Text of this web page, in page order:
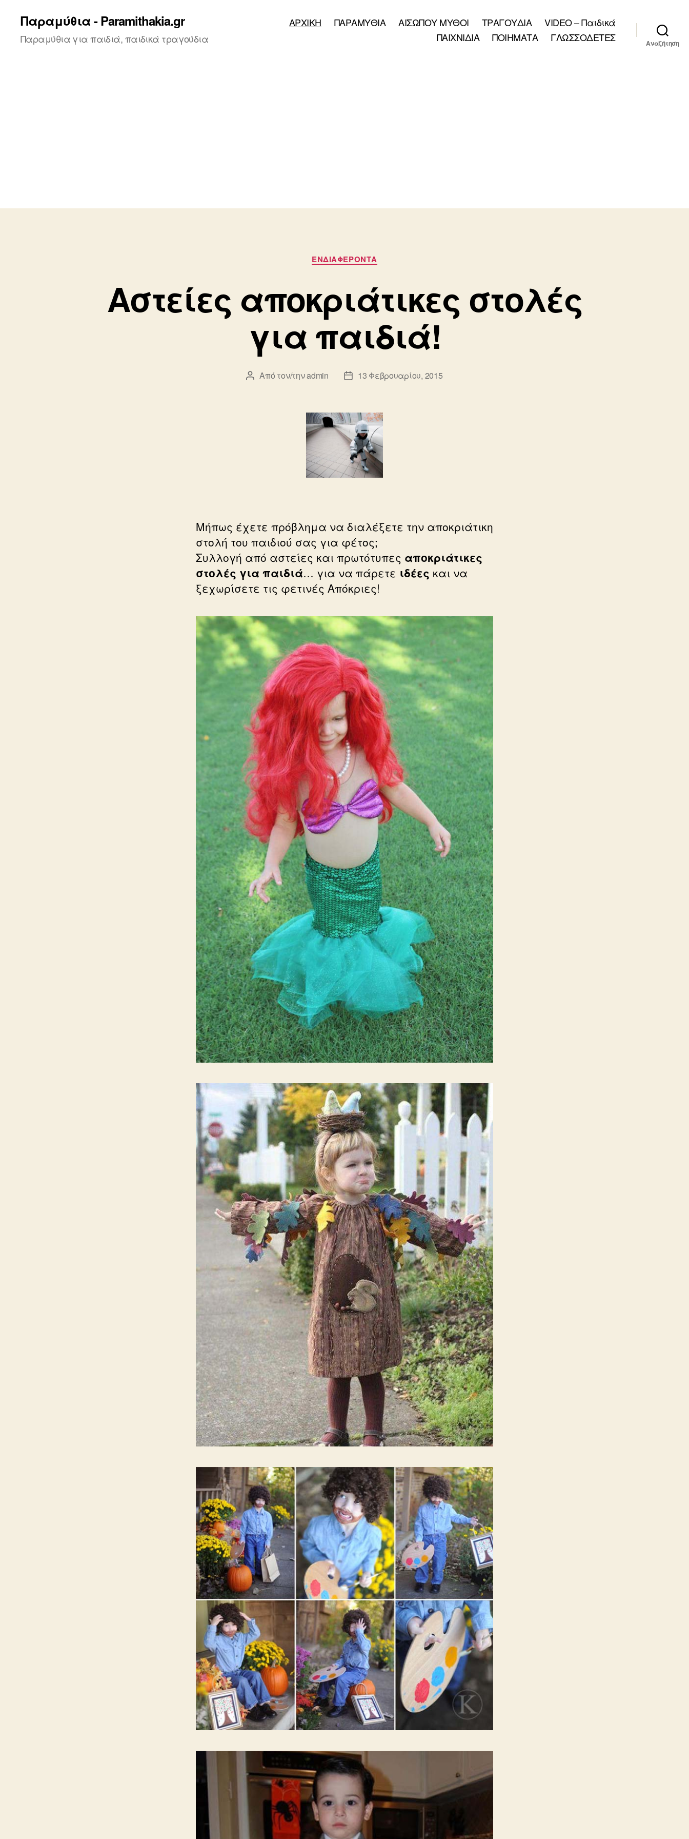
Παραμύθια - Paramithakia.gr
Παραμύθια για παιδιά, παιδικά τραγούδια
ΑΡΧΙΚΗ ΠΑΡΑΜΥΘΙΑ ΑΙΣΩΠΟΥ ΜΥΘΟΙ ΤΡΑΓΟΥΔΙΑ
VIDEO – Παιδικά
ΠΑΙΧΝΙΔΙΑ
ΠΟΙΗΜΑΤΑ ΓΛΩΣΣΟΔΕΤΕΣ Αναζήτηση
Κατηγορίες
ΕΝΔΙΑΦΕΡΟΝΤΑ
Αστείες αποκριάτικες στολές
για παιδιά!
Συντάκτης
Από τον/τηνadmin
Ημ.13 Φεβρουαρίου, 2015
Μήπως έχετε πρόβλημα να διαλέξετε την αποκριάτικη
στολή του παιδιού σας για φέτος;
Συλλογή από αστείες και πρωτότυπες αποκριάτικες
στολές για παιδιά… για να πάρετε ιδέες και να
ξεχωρίσετε τις φετινές Απόκριες!